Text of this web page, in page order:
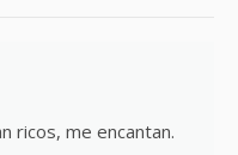
ricos, me encantan.